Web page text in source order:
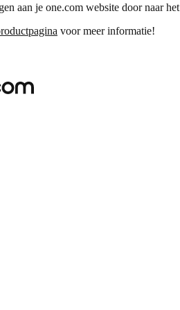
aan je one.com website door naar het
voor meer informatie!